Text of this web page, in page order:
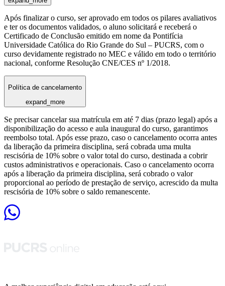
Após finalizar o curso, ser aprovado em todos os pilares avaliativos
e ter os documentos validados, o aluno solicitará e receberá o
Certificado de Conclusão emitido em nome da Pontifícia
Universidade Católica do Rio Grande do Sul – PUCRS, com o
curso devidamente registrado no MEC e válido em todo o território
nacional, conforme Resolução CNE/CES nº 1/2018.
Política de cancelamento
expand_more
Se precisar cancelar sua matrícula em até 7 dias (prazo legal) após a
disponibilização do acesso e aula inaugural do curso, garantimos
reembolso total. Após esse prazo, caso o cancelamento ocorra antes
da liberação da primeira disciplina, será cobrada uma multa
rescisória de 10% sobre o valor total do curso, destinada a cobrir
custos administrativos e operacionais. Caso o cancelamento ocorra
após a liberação da primeira disciplina, será cobrado o valor
proporcional ao período de prestação de serviço, acrescido da multa
rescisória de 10% sobre o saldo remanescente.